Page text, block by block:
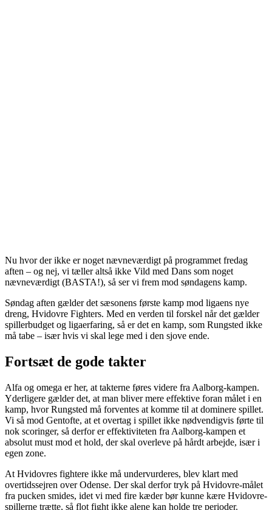
Nu hvor der ikke er noget nævneværdigt på programmet fredag
aften – og nej, vi tæller altså ikke Vild med Dans som noget
nævneværdigt (BASTA!), så ser vi frem mod søndagens kamp.
Søndag aften gælder det sæsonens første kamp mod ligaens nye
dreng, Hvidovre Fighters. Med en verden til forskel når det gælder
spillerbudget og ligaerfaring, så er det en kamp, som Rungsted ikke
må tabe – især hvis vi skal lege med i den sjove ende.
Fortsæt de gode takter
Alfa og omega er her, at takterne føres videre fra Aalborg-kampen.
Yderligere gælder det, at man bliver mere effektive foran målet i en
kamp, hvor Rungsted må forventes at komme til at dominere spillet.
Vi så mod Gentofte, at et overtag i spillet ikke nødvendigvis førte til
nok scoringer, så derfor er effektiviteten fra Aalborg-kampen et
absolut must mod et hold, der skal overleve på hårdt arbejde, især i
egen zone.
At Hvidovres fightere ikke må undervurderes, blev klart med
overtidssejren over Odense. Der skal derfor tryk på Hvidovre-målet
fra pucken smides, idet vi med fire kæder bør kunne kære Hvidovre-
spillerne trætte, så flot fight ikke alene kan holde tre perioder.